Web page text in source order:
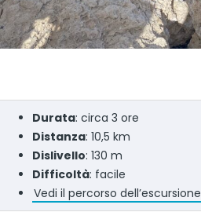
Durata: circa 3 ore
Distanza: 10,5 km
Dislivello: 130 m
Difficoltà: facile
Vedi il percorso dell’escursione